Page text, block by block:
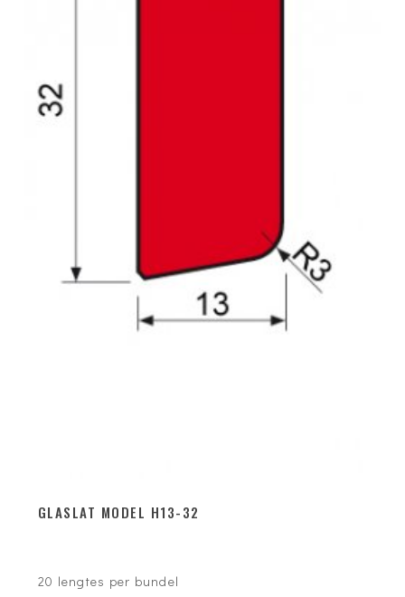
GLASLAT MODEL H13-32
20 lengtes per bundel